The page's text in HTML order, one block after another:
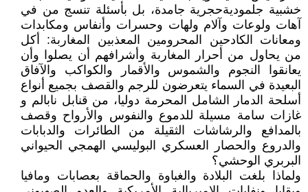
خشبية جلموديةحجرية جامدة، بل بأسئلة تنسج من في
آهات ولوعات وآلام ولهات وحسرات وأنفاس ومكابدات
ومعانات الكادحين المحرومين المعذبين المغاربة: أكل
من يحاول من أحرار المغاربة وأشرافهم أن يصلوا وأن
يعانقوا النجوم والشموس والأقمار والكواكب والآفاق
البعيدة في السماء يتعرضون للرجم والقصف بجميع أنواع
أسلحة الدمار الشامل المحرمة دوليا، من قنابل نابالم و
غازات سامة مسيلة للدموع والنفوس والأرواح وقصف
بالمدافع والرشاشات الثقيلة من الطائرات والدبابات
والدروع والحصار العسكري البوليسي الهمجي الحيواني
البربري الوحشي؟
ولماذا بلغت البلادة والغباوة والحماقة بعصابات ومافيا